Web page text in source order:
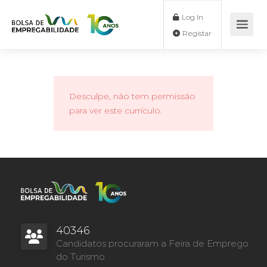
Log In
Desculpe, não tem permissão
para ver este currículo.
40346
Candidatos procuraram a Feira de Emprego
do Turismo